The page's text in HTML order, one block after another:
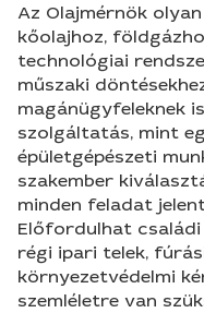
Az Olajmérnök
kőolajhoz,
technológiai
műszaki
magánügyfeleknek
szolgáltatás, mint
épületgépészeti
szakember
minden feladat
Előfordulhat
régi ipari telek,
környezetvédelmi
szemléletre van